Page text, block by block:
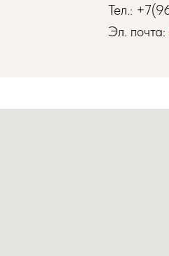
Тел.:
Эл. почта: